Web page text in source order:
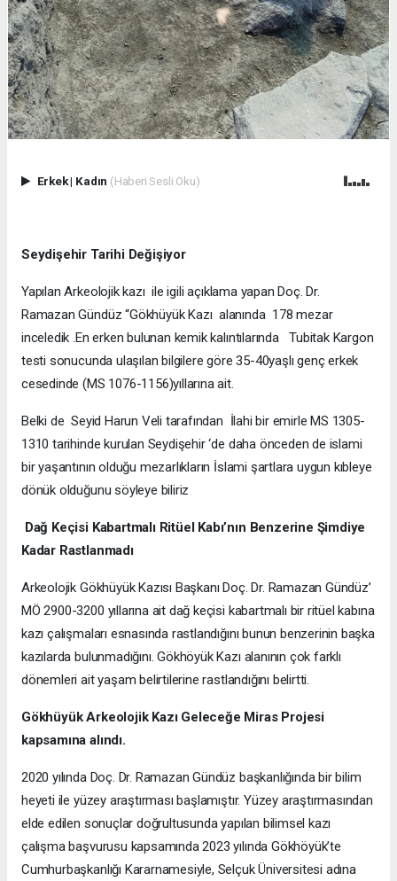
Erkek| Kadın (Haberi Sesli Oku)
Seydişehir Tarihi Değişiyor
Yapılan Arkeolojik kazı ile igili açıklama yapan Doç. Dr.
Ramazan Gündüz “Gökhüyük Kazı alanında 178 mezar
inceledik .En erken bulunan kemik kalıntılarında Tubitak Kargon
testi sonucunda ulaşılan bilgilere göre 35-40yaşlı genç erkek
cesedinde (MS 1076-1156)yıllarına ait.
Belki de Seyid Harun Veli tarafından İlahi bir emirle MS 1305-
1310 tarihinde kurulan Seydişehir ‘de daha önceden de islami
bir yaşantının olduğu mezarlıkların İslami şartlara uygun kıbleye
dönük olduğunu söyleye biliriz
Dağ Keçisi Kabartmalı Ritüel Kabı’nın Benzerine Şimdiye
Kadar Rastlanmadı
Arkeolojik Gökhüyük Kazısı Başkanı Doç. Dr. Ramazan Gündüz’
MÖ 2900-3200 yıllarına ait dağ keçisi kabartmalı bir ritüel kabına
kazı çalışmaları esnasında rastlandığını bunun benzerinin başka
kazılarda bulunmadığını. Gökhöyük Kazı alanının çok farklı
dönemleri ait yaşam belirtilerine rastlandığını belirtti.
Gökhüyük Arkeolojik Kazı Geleceğe Miras Projesi
kapsamına alındı.
2020 yılında Doç. Dr. Ramazan Gündüz başkanlığında bir bilim
heyeti ile yüzey araştırması başlamıştır. Yüzey araştırmasından
elde edilen sonuçlar doğrultusunda yapılan bilimsel kazı
çalışma başvurusu kapsamında 2023 yılında Gökhöyük’te
Cumhurbaşkanlığı Kararnamesiyle, Selçuk Üniversitesi adına